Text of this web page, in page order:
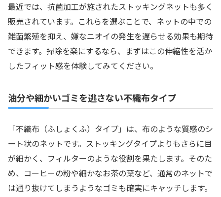
最近では、抗菌加工が施されたストッキングネットも多く
販売されています。これらを選ぶことで、ネットの中での
雑菌繁殖を抑え、嫌なニオイの発生を遅らせる効果も期待
できます。掃除を楽にするなら、まずはこの伸縮性を活か
したフィット感を体験してみてください。
油分や細かいゴミを逃さない不織布タイプ
「不織布（ふしょくふ）タイプ」は、布のような質感のシ
ート状のネットです。ストッキングタイプよりもさらに目
が細かく、フィルターのような役割を果たします。そのた
め、コーヒーの粉や細かなお茶の葉など、通常のネットで
は通り抜けてしまうようなゴミも確実にキャッチします。